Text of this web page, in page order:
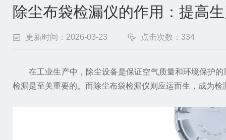
除尘布袋检漏仪的作用：提高
更新时间：2026-03-23 点击次数：334
在工业生产中，除尘设备是保证空气质量和环境保护的
检漏是至关重要的。而除尘布袋检漏仪则应运而生，成为